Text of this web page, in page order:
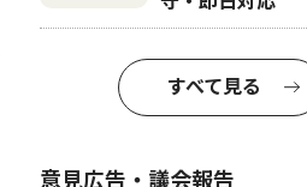
すべて見る
意見広告・議会報告